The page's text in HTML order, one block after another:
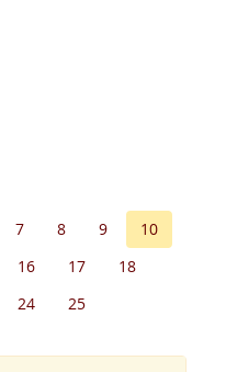
7 8 9
10
16 17
18
24 25